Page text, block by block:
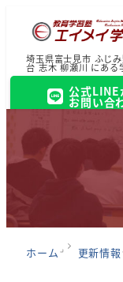
埼玉県富士見市 ふじ
台 志木 柳瀬川 にある
公式LINE
お問い合
ホーム 更新情報